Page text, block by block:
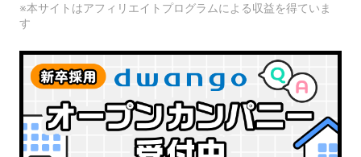
※本サイトはアフィリエイトプログラムによる収益を得ていま
す